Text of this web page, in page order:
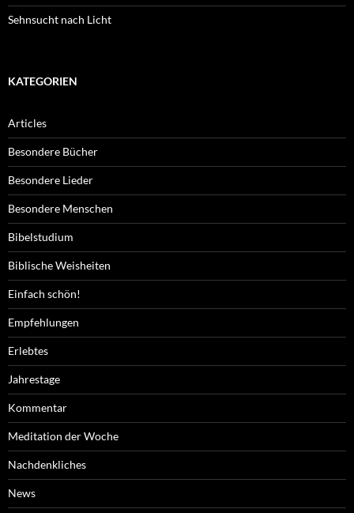
Sehnsucht nach Licht
KATEGORIEN
Articles
Besondere Bücher
Besondere Lieder
Besondere Menschen
Bibelstudium
Biblische Weisheiten
Einfach schön!
Empfehlungen
Erlebtes
Jahrestage
Kommentar
Meditation der Woche
Nachdenkliches
News